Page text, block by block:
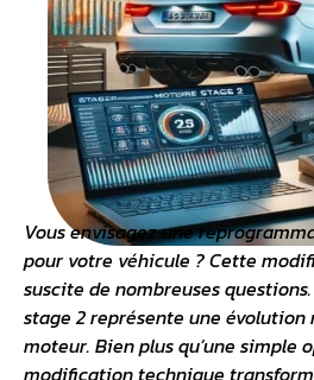
Vous envisagez une
pour votre véhicule ? Cette
suscite de nombreuses
stage 2 représente une
moteur. Bien plus qu’une simple
modification technique